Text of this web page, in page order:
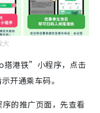
大
搭港铁”小程序，点击
开通乘车码。
的推广页面，先查看